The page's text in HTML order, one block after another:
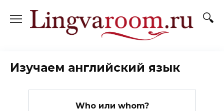
содержанию
Изучаем английский язык
Who или whom?